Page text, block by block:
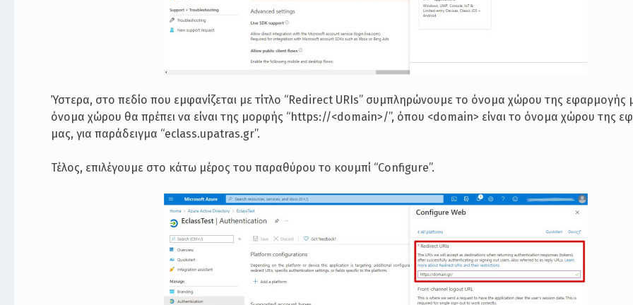
Ύστερα, στο πεδίο που εμφανίζεται με τίτλο “Redirect URIs” συμπληρώνουμε το όνομα χώρου της εφαρμογής
όνομα χώρου θα πρέπει να είναι της μορφής “https://<domain>/”, όπου <domain> είναι το όνομα χώρου της
μας, για παράδειγμα “eclass.upatras.gr”.
Τέλος, επιλέγουμε στο κάτω μέρος του παραθύρου το κουμπί “Configure”.